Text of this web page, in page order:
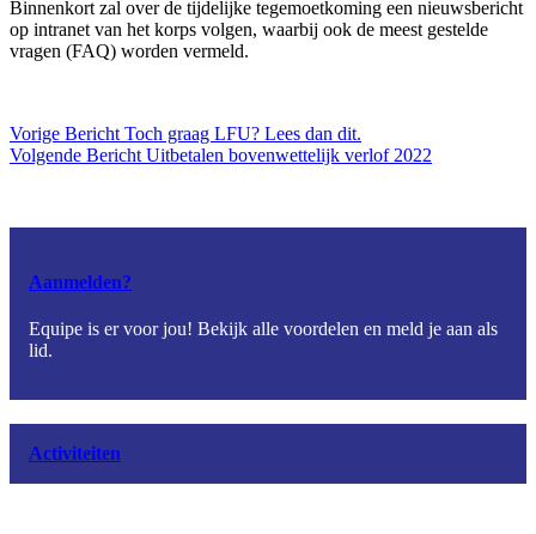
Binnenkort zal over de tijdelijke tegemoetkoming een nieuwsbericht
op intranet van het korps volgen, waarbij ook de meest gestelde
vragen (FAQ) worden vermeld.
Vorige Bericht Toch graag LFU? Lees dan dit.
Volgende Bericht Uitbetalen bovenwettelijk verlof 2022
Aanmelden?
Equipe is er voor jou! Bekijk alle voordelen en meld je aan als
lid.
Activiteiten